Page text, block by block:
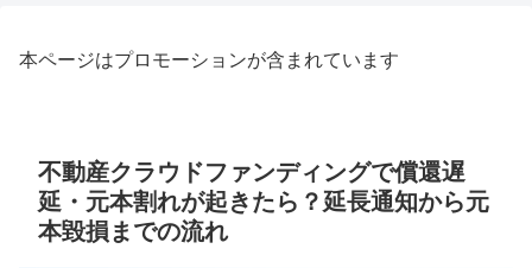
本ページはプロモーションが含まれています
不動産クラウドファンディングで償還遅
延・元本割れが起きたら？延長通知から元
本毀損までの流れ